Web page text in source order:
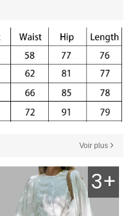
Voir plus
3+